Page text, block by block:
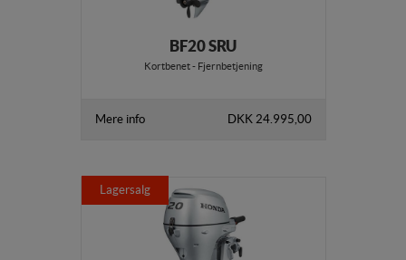
BF20 SRU
Kortbenet - Fjernbetjening
Mere info DKK 24.995,00
Lagersalg